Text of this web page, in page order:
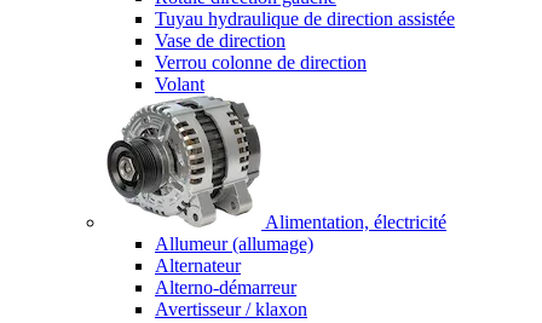
Tuyau hydraulique de direction assistée
Vase de direction
Verrou colonne de direction
Volant
Alimentation, électricité
Allumeur (allumage)
Alternateur
Alterno-démarreur
Avertisseur / klaxon